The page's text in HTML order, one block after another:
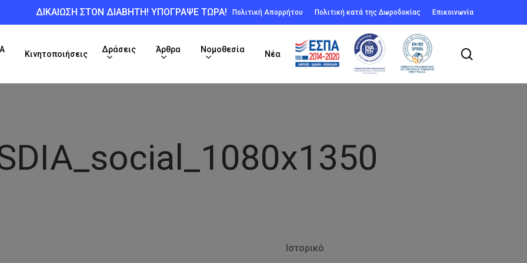
ΔΙΚΑΙΩΣΗ ΣΤΟΝ ΔΙΑΒΗΤΗ! ΥΠΟΓΡΑΨΕ ΤΩΡΑ! Πολιτική Απορρήτου Πολιτική κατά της Δωροδοκίας Επικοινωνία
Κινητοποιήσεις
Δράσεις Άρθρα Νομοθεσία
Νέα
Ιστορικό